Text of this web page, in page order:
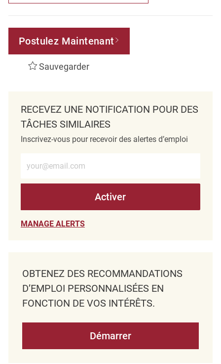
Postulez Maintenant
Sauvegarder
RECEVEZ UNE NOTIFICATION POUR DES
TÂCHES SIMILAIRES
Inscrivez-vous pour recevoir des alertes d’emploi
Activer
MANAGE ALERTS
OBTENEZ DES RECOMMANDATIONS
D’EMPLOI PERSONNALISÉES EN
FONCTION DE VOS INTÉRÊTS.
Démarrer